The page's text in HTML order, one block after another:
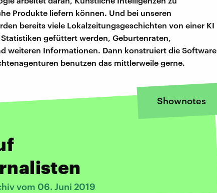
Produkte liefern können. Und bei unseren
bereits viele Lokalzeitungsgeschichten von einer KI
gefüttert werden, Geburtenraten,
weiteren Informationen. Dann konstruiert die Software
benutzen das mittlerweile gerne.
Shownotes
vom 06. Juni 2019